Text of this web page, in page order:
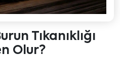
Tıkanıklığı
Olur?